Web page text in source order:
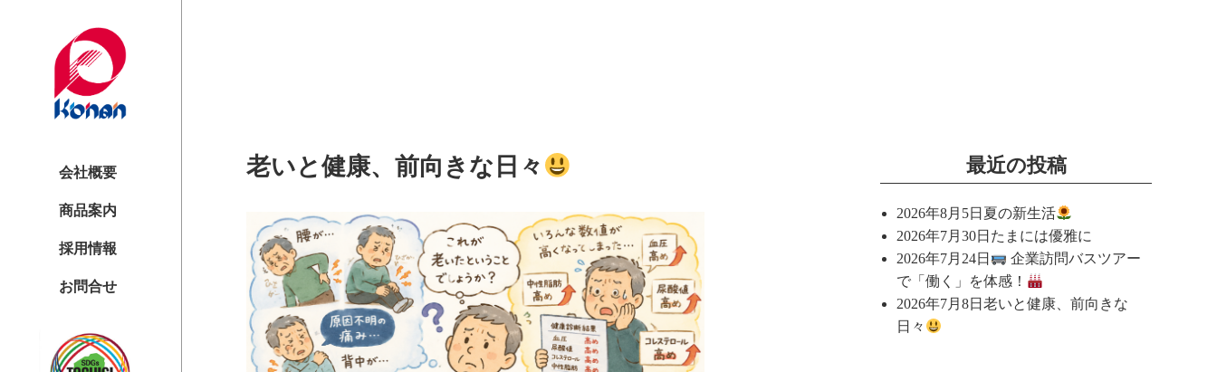
会社概要
商品案内
採用情報
お問合せ
老いと健康、前向きな日々 最近の投稿
2026年8月5日 夏の新生活
2026年7月30日 たまには優雅に
2026年7月24日
企業訪問バスツアー
で「働く」を体感！
2026年7月8日 老いと健康、前向きな
日々